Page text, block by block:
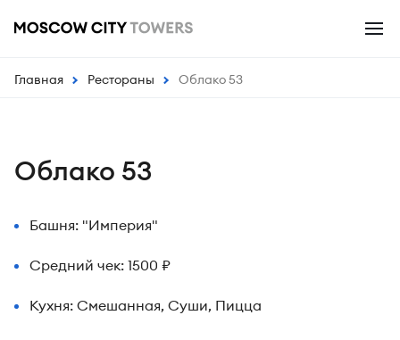
Главная Рестораны Облако 53
Облако 53
Башня: "Империя"
Средний чек: 1500 ₽
Кухня: Смешанная, Суши, Пицца